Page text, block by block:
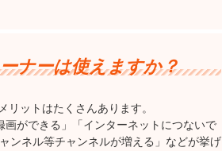
ナーは使えますか？
ットはたくさんあります。
ができる」「インターネットにつないで
ンネル等チャンネルが増える」などが挙げ